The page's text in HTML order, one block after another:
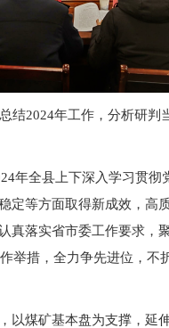
结2024年工作，分析研
年全县上下深入学习贯
定等方面取得新成效，高
真落实省市委工作要求，
举措，全力争先进位，不
以煤矿基本盘为支撑，延